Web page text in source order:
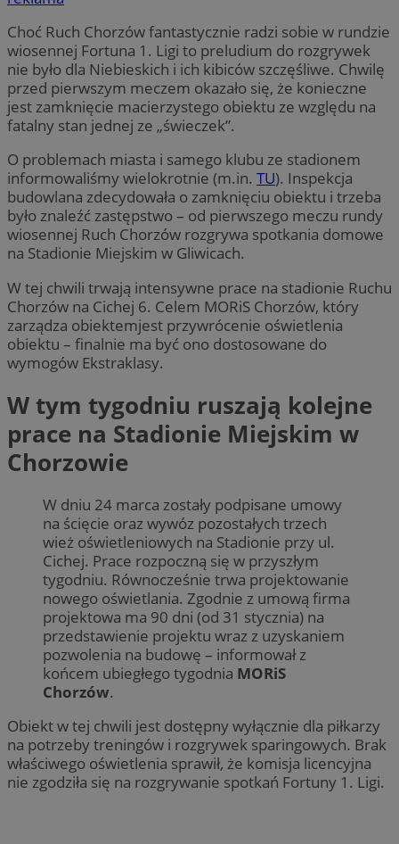
Choć Ruch Chorzów fantastycznie radzi sobie w rundzie
wiosennej Fortuna 1. Ligi to preludium do rozgrywek
nie było dla Niebieskich i ich kibiców szczęśliwe. Chwilę
przed pierwszym meczem okazało się, że konieczne
jest zamknięcie macierzystego obiektu ze względu na
fatalny stan jednej ze „świeczek”.
O problemach miasta i samego klubu ze stadionem
informowaliśmy wielokrotnie (m.in. TU). Inspekcja
budowlana zdecydowała o zamknięciu obiektu i trzeba
było znaleźć zastępstwo – od pierwszego meczu rundy
wiosennej Ruch Chorzów rozgrywa spotkania domowe
na Stadionie Miejskim w Gliwicach.
W tej chwili trwają intensywne prace na stadionie Ruchu
Chorzów na Cichej 6. Celem MORiS Chorzów, który
zarządza obiektemjest przywrócenie oświetlenia
obiektu – finalnie ma być ono dostosowane do
wymogów Ekstraklasy.
W tym tygodniu ruszają kolejne
prace na Stadionie Miejskim w
Chorzowie
W dniu 24 marca zostały podpisane umowy
na ścięcie oraz wywóz pozostałych trzech
wież oświetleniowych na Stadionie przy ul.
Cichej. Prace rozpoczną się w przyszłym
tygodniu. Równocześnie trwa projektowanie
nowego oświetlania. Zgodnie z umową firma
projektowa ma 90 dni (od 31 stycznia) na
przedstawienie projektu wraz z uzyskaniem
pozwolenia na budowę – informował z
końcem ubiegłego tygodnia MORiS
Chorzów.
Obiekt w tej chwili jest dostępny wyłącznie dla piłkarzy
na potrzeby treningów i rozgrywek sparingowych. Brak
właściwego oświetlenia sprawił, że komisja licencyjna
nie zgodziła się na rozgrywanie spotkań Fortuny 1. Ligi.